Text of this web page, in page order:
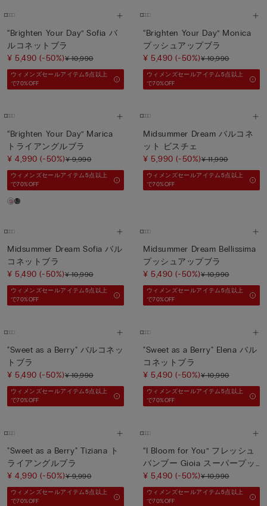
“Brighten Your Day” Sofia バ
ルコネットブラ
¥ 5,490(-50%)¥ 10,990
ウィメンズセールアイテム5点以上
で70%OFF
“Brighten Your Day” Monica
プッシュアップブラ
¥ 5,490(-50%)¥ 10,990
ウィメンズセールアイテム5点以上
で70%OFF
“Brighten Your Day” Marica
トライアングルブラ
¥ 4,990(-50%)¥ 9,990
ウィメンズセールアイテム5点以上
で70%OFF
Midsummer Dream バルコネ
ット ビスチェ
¥ 5,990(-50%)¥ 11,990
ウィメンズセールアイテム5点以上
で70%OFF
Midsummer Dream Sofia バル
コネットブラ
¥ 5,490(-50%)¥ 10,990
ウィメンズセールアイテム5点以上
で70%OFF
Midsummer Dream Bellissima
プッシュアップブラ
¥ 5,490(-50%)¥ 10,990
ウィメンズセールアイテム5点以上
で70%OFF
"Sweet as a Berry" バルコネッ
トブラ
¥ 5,490(-50%)¥ 10,990
ウィメンズセールアイテム5点以上
で70%OFF
"Sweet as a Berry" Elena バル
コネットブラ
¥ 5,490(-50%)¥ 10,990
ウィメンズセールアイテム5点以上
で70%OFF
"Sweet as a Berry" Tiziana ト
ライアングルブラ
¥ 4,990(-50%)¥ 9,990
ウィメンズセールアイテム5点以上
で70%OFF
“I Bloom for You” フレッシュ
バンブー Gioia スーパープッ
シュアップブラ
¥ 5,490(-50%)¥ 10,990
ウィメンズセールアイテム5点以上
で70%OFF